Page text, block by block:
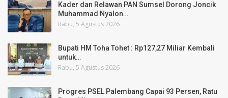
Kader dan Relawan PAN Sumsel Dorong Joncik
Muhammad Nyalon…
Rabu, 5 Agustus 2026
Bupati HM Toha Tohet : Rp127,27 Miliar Kembali
untuk…
Rabu, 5 Agustus 2026
Progres PSEL Palembang Capai 93 Persen, Ratu